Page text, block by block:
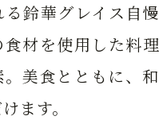
る鈴華グレイス自
材を使用した料
美食とともに、
ます。